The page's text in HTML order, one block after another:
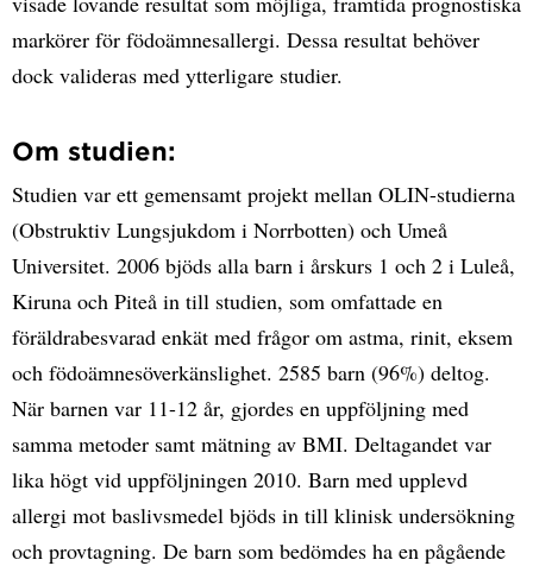
markörer för födoämnesallergi. Dessa resultat behöver
dock valideras med ytterligare studier.
Om studien:
Studien var ett gemensamt projekt mellan OLIN-studierna
(Obstruktiv Lungsjukdom i Norrbotten) och Umeå
Universitet. 2006 bjöds alla barn i årskurs 1 och 2 i Luleå,
Kiruna och Piteå in till studien, som omfattade en
föräldrabesvarad enkät med frågor om astma, rinit, eksem
och födoämnesöverkänslighet. 2585 barn (96%) deltog.
När barnen var 11-12 år, gjordes en uppföljning med
samma metoder samt mätning av BMI. Deltagandet var
lika högt vid uppföljningen 2010. Barn med upplevd
allergi mot baslivsmedel bjöds in till klinisk undersökning
och provtagning. De barn som bedömdes ha en pågående